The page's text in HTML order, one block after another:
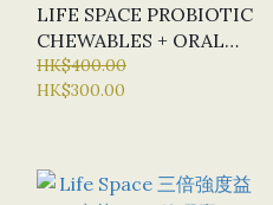
LIFE SPACE PROBIOTIC
CHEWABLES + ORAL
HEALTH 益生菌咀嚼錠 +
口腔健康 X 30片
HK$400.00
HK$300.00